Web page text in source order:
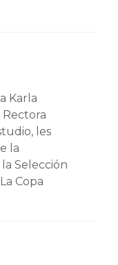
Karla
les
la
Selección
Copa